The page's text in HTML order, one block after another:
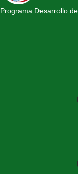
Programa Desarrollo